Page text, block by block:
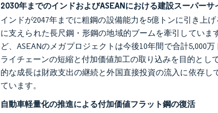
2030年までのインドおよびASEANにおける建設スーパーサ
インドが2047年までに粗鋼の設備能力を5億トンに引き上
に支えられた長尺鋼・形鋼の地域的ブームを牽引してい
ど、ASEANのメガプロジェクトは今後10年間で合計5,000
ライチェーンの短縮と付加価値加工の取り込みを目的とし
的な成長は財政支出の継続と外国直接投資の流入に依存
ています。
自動車軽量化の推進による付加価値フラット鋼の復活